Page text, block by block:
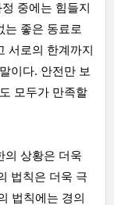
중에는 힘들지
는 좋은 동료로
서로의 한계까지
이다. 안전만 보
모두가 만족할
의 상황은 더욱
법칙은 더욱 극
법칙에는 경의